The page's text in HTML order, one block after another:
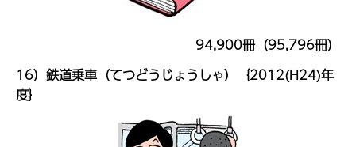
94,900冊（95,796冊）
16）鉄道乗車（てつどうじょうしゃ）｛2012(H24)年
度｝